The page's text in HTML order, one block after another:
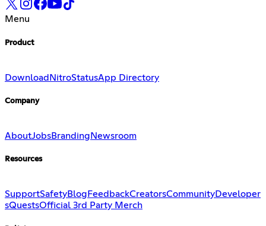
Menu
Product
Download NitroStatusApp Directory
Company
AboutJobsBranding Newsroom
Resources
SupportSafetyBlog FeedbackCreatorsCommunityDeveloper
sQuestsOfficial 3rd Party Merch